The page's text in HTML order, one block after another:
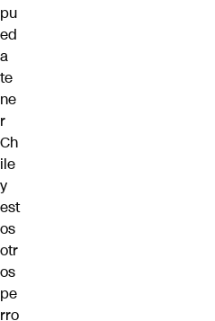
pu
ed
a
te
ne
r
Ch
ile
y
est
os
otr
os
pe
rro